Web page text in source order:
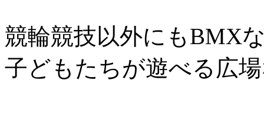
競輪競技以外にもBMX
子どもたちが遊べる広